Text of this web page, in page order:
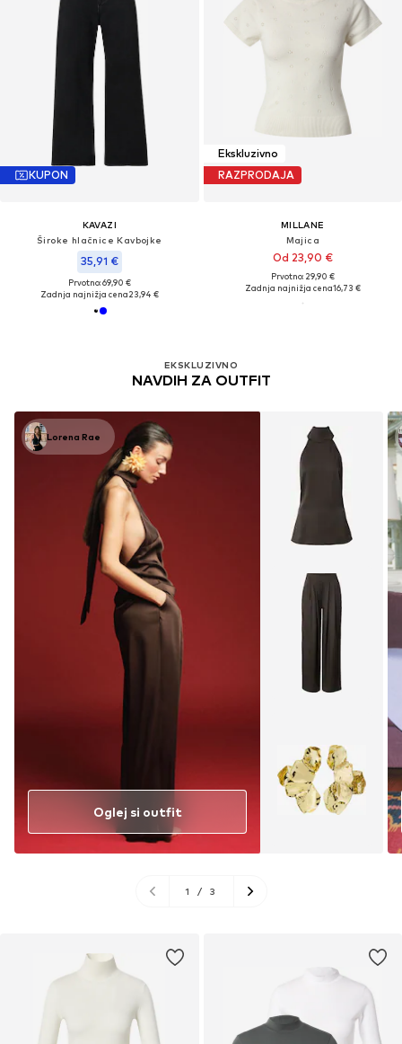
KUPON
KAVAZI
Široke hlačnice Kavbojke
35,91 €
Prvotno: 69,90 €
Zadnja najnižja cena23,94 €
Ekskluzivno
RAZPRODAJA
MILLANE
Majica
Od 23,90 €
Prvotno: 29,90 €
Zadnja najnižja cena16,73 €
EKSKLUZIVNO
NAVDIH ZA OUTFIT
Lorena Rae
Oglej si outfit
1 / 3